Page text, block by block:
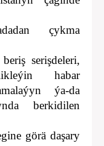
çykma
serişdeleri,
habar
ýa-da
berkidilen
görä daşary